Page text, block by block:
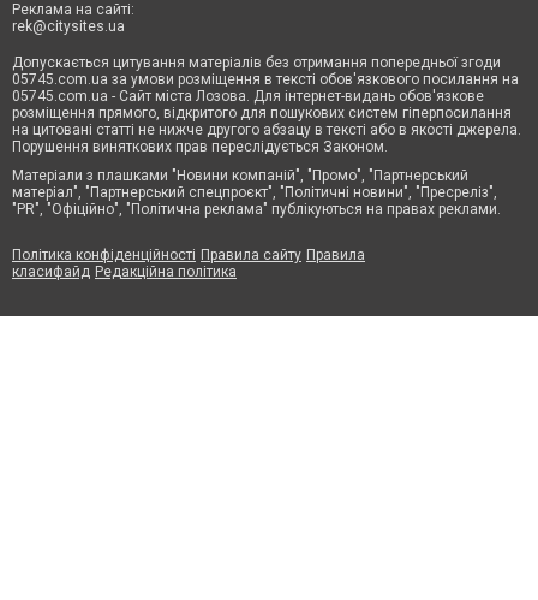
Реклама на сайті:
rek@citysites.ua
Допускається цитування матеріалів без отримання попередньої згоди
05745.com.ua за умови розміщення в тексті обов'язкового посилання на
05745.com.ua - Сайт міста Лозова. Для інтернет-видань обов'язкове
розміщення прямого, відкритого для пошукових систем гіперпосилання
на цитовані статті не нижче другого абзацу в тексті або в якості джерела.
Порушення виняткових прав переслідується Законом.
Матеріали з плашками "Новини компаній", "Промо", "Партнерський
матеріал", "Партнерський спецпроєкт", "Політичні новини", "Пресреліз",
"PR", "Офіційно", "Політична реклама" публікуються на правах реклами.
Політика конфіденційності Правила сайту Правила
класифайд Редакційна політика